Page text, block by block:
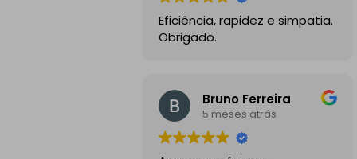
Eficiência, rapidez e simpatia.
Obrigado.
Bruno Ferreira
5 meses atrás